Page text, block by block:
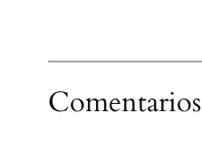
Comentarios